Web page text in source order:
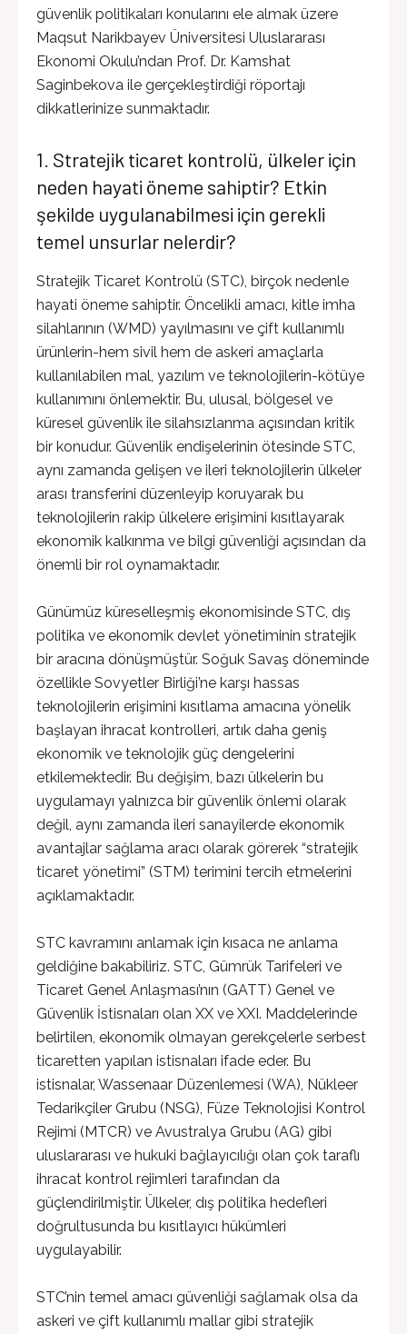
güvenlik politikaları konularını ele almak üzere
Maqsut Narikbayev Üniversitesi Uluslararası
Ekonomi Okulu’ndan Prof. Dr. Kamshat
Saginbekova ile gerçekleştirdiği röportajı
dikkatlerinize sunmaktadır.
1. Stratejik ticaret kontrolü, ülkeler için
neden hayati öneme sahiptir? Etkin
şekilde uygulanabilmesi için gerekli
temel unsurlar nelerdir?
Stratejik Ticaret Kontrolü (STC), birçok nedenle
hayati öneme sahiptir. Öncelikli amacı, kitle imha
silahlarının (WMD) yayılmasını ve çift kullanımlı
ürünlerin-hem sivil hem de askeri amaçlarla
kullanılabilen mal, yazılım ve teknolojilerin-kötüye
kullanımını önlemektir. Bu, ulusal, bölgesel ve
küresel güvenlik ile silahsızlanma açısından kritik
bir konudur. Güvenlik endişelerinin ötesinde STC,
aynı zamanda gelişen ve ileri teknolojilerin ülkeler
arası transferini düzenleyip koruyarak bu
teknolojilerin rakip ülkelere erişimini kısıtlayarak
ekonomik kalkınma ve bilgi güvenliği açısından da
önemli bir rol oynamaktadır.
Günümüz küreselleşmiş ekonomisinde STC, dış
politika ve ekonomik devlet yönetiminin stratejik
bir aracına dönüşmüştür. Soğuk Savaş döneminde
özellikle Sovyetler Birliği’ne karşı hassas
teknolojilerin erişimini kısıtlama amacına yönelik
başlayan ihracat kontrolleri, artık daha geniş
ekonomik ve teknolojik güç dengelerini
etkilemektedir. Bu değişim, bazı ülkelerin bu
uygulamayı yalnızca bir güvenlik önlemi olarak
değil, aynı zamanda ileri sanayilerde ekonomik
avantajlar sağlama aracı olarak görerek “stratejik
ticaret yönetimi” (STM) terimini tercih etmelerini
açıklamaktadır.
STC kavramını anlamak için kısaca ne anlama
geldiğine bakabiliriz. STC, Gümrük Tarifeleri ve
Ticaret Genel Anlaşması’nın (GATT) Genel ve
Güvenlik İstisnaları olan XX ve XXI. Maddelerinde
belirtilen, ekonomik olmayan gerekçelerle serbest
ticaretten yapılan istisnaları ifade eder. Bu
istisnalar, Wassenaar Düzenlemesi (WA), Nükleer
Tedarikçiler Grubu (NSG), Füze Teknolojisi Kontrol
Rejimi (MTCR) ve Avustralya Grubu (AG) gibi
uluslararası ve hukuki bağlayıcılığı olan çok taraflı
ihracat kontrol rejimleri tarafından da
güçlendirilmiştir. Ülkeler, dış politika hedefleri
doğrultusunda bu kısıtlayıcı hükümleri
uygulayabilir.
STC’nin temel amacı güvenliği sağlamak olsa da
askeri ve çift kullanımlı mallar gibi stratejik